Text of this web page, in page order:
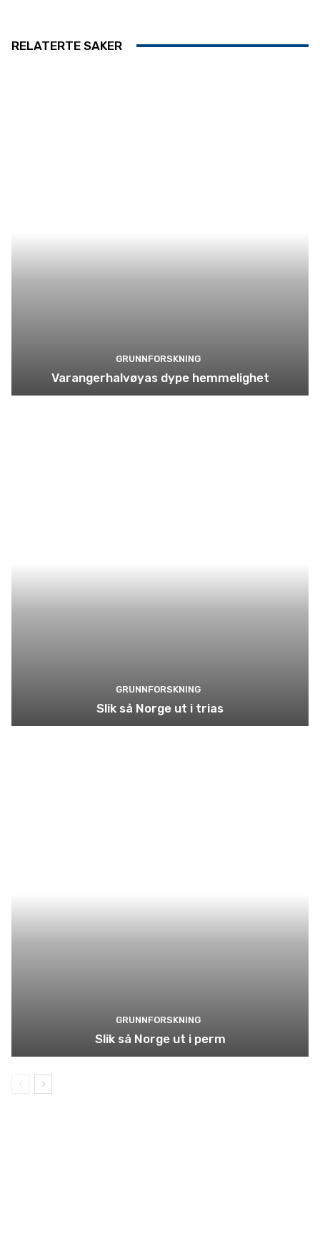
RELATERTE SAKER
GRUNNFORSKNING
Varangerhalvøyas dype hemmelighet
GRUNNFORSKNING
Slik så Norge ut i trias
GRUNNFORSKNING
Slik så Norge ut i perm